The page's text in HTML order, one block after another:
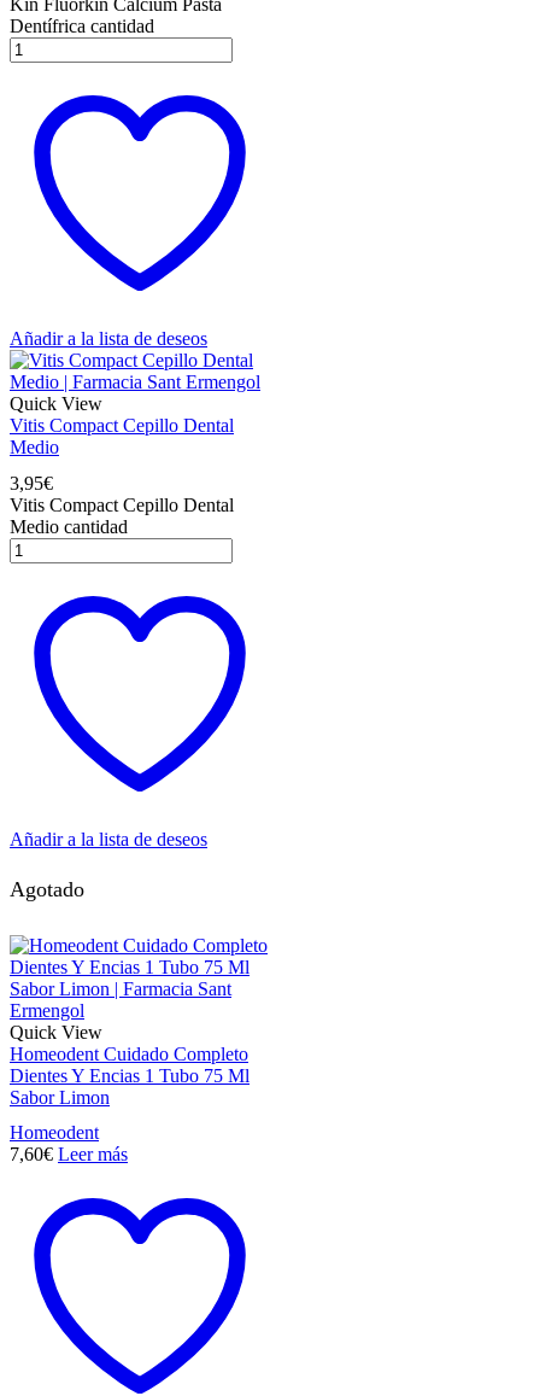
Kin Fluorkin Calcium Pasta
Dentífrica cantidad
Añadir a la lista de deseos
Quick View
Vitis Compact Cepillo Dental
Medio
3,95€
Vitis Compact Cepillo Dental
Medio cantidad
Añadir a la lista de deseos
Agotado
Quick View
Homeodent Cuidado Completo
Dientes Y Encias 1 Tubo 75 Ml
Sabor Limon
Homeodent
7,60€ Leer más